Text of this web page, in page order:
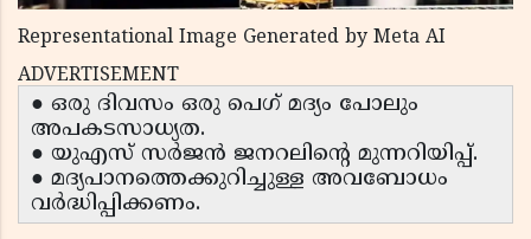
Representational Image Generated by Meta AI
ADVERTISEMENT
● ഒരു ദിവസം ഒരു പെഗ് മദ്യം പോലും
അപകടസാധ്യത.
● യുഎസ് സർജൻ ജനറലിന്റെ മുന്നറിയിപ്പ്.
● മദ്യപാനത്തെക്കുറിച്ചുള്ള അവബോധം
വർദ്ധിപ്പിക്കണം.